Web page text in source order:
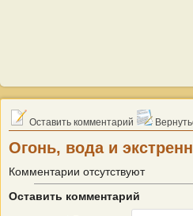
Оставить комментарий
Огонь, вода и
Комментарии отсутствуют
Оставить комментарий